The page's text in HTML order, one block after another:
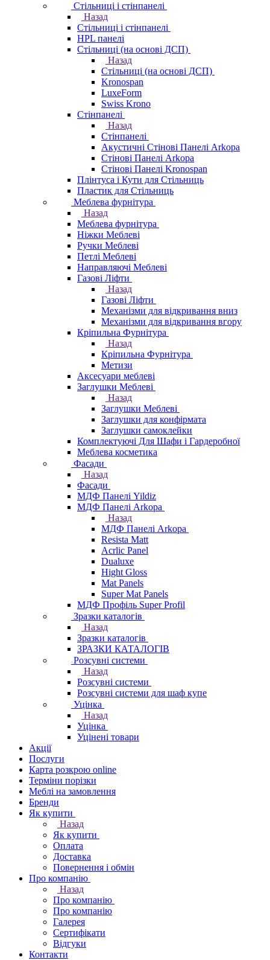
Стільниці і стінпанелі
Назад
Стільниці і стінпанелі
HPL панелі
Стільниці (на основі ДСП)
Назад
Стільниці (на основі ДСП)
Kronospan
LuxeForm
Swiss Krono
Стінпанелі
Назад
Стінпанелі
Акустичні Стінові Панелі Аrkopa
Стінові Панелі Arkopa
Стінові Панелі Kronospan
Плінтуса і Кути для Стільниць
Пластик для Стільниць
Меблева фурнітура
Назад
Меблева фурнітура
Ніжки Меблеві
Ручки Меблеві
Петлі Меблеві
Направляючі Меблеві
Газові Ліфти
Назад
Газові Ліфти
Механізми для відкривання вниз
Механізми для відкривання вгору
Кріпильна Фурнітура
Назад
Кріпильна Фурнітура
Метизи
Аксесуари меблеві
Заглушки Меблеві
Назад
Заглушки Меблеві
Заглушки для конфірмата
Заглушки самоклейки
Комплектуючі Для Шафи і Гардеробної
Меблева косметика
Фасади
Назад
Фасади
МДФ Панелі Yildiz
МДФ Панелі Arkopa
Назад
МДФ Панелі Arkopa
Resista Matt
Acrlic Panel
Dualuxe
Hight Gloss
Mat Panels
Super Mat Panels
МДФ Профіль Super Profil
Зразки каталогів
Назад
Зразки каталогів
ЗРАЗКИ КАТАЛОГІВ
Розсувні системи
Назад
Розсувні системи
Розсувні системи для шаф купе
Уцінка
Назад
Уцінка
Уцінені товари
Акції
Послуги
Карта розкрою online
Терміни порізки
Меблі на замовлення
Бренди
Як купити
Назад
Як купити
Оплата
Доставка
Повернення і обмін
Про компанію
Назад
Про компанію
Про компанію
Галерея
Сертифікати
Відгуки
Контакти